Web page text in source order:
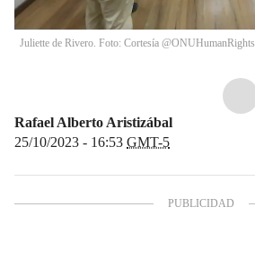
Juliette de Rivero. Foto: Cortesía @ONUHumanRights
Rafael Alberto Aristizábal
25/10/2023 - 16:53 GMT-5